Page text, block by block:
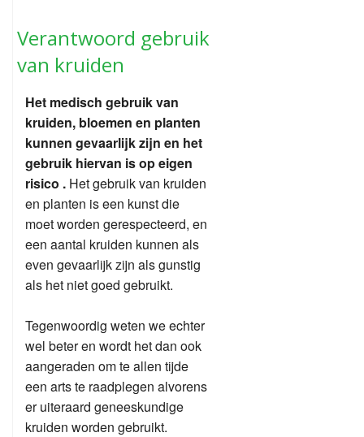
Verantwoord gebruik
van kruiden
Het medisch gebruik van
kruiden, bloemen en planten
kunnen gevaarlijk zijn en het
gebruik hiervan is op eigen
risico . Het gebruik van kruiden
en planten is een kunst die
moet worden gerespecteerd, en
een aantal kruiden kunnen als
even gevaarlijk zijn als gunstig
als het niet goed gebruikt.
Tegenwoordig weten we echter
wel beter en wordt het dan ook
aangeraden om te allen tijde
een arts te raadplegen alvorens
er uiteraard geneeskundige
kruiden worden gebruikt.